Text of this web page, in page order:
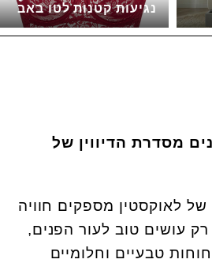
נגיעות קטנות לטו באב
מסדרת הדיווין של
לאוקסטין מספקים חוויה
עושים טוב לעור הפנים,
טבעיים וחלומיים